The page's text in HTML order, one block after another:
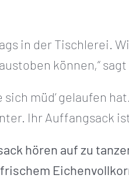
in der Tischlerei.
können,“
müd‘ gelaufen
Ihr Auffangsack
hören auf zu